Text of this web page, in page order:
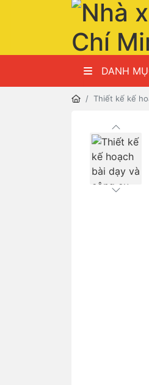
DANH
Thiết kế kế